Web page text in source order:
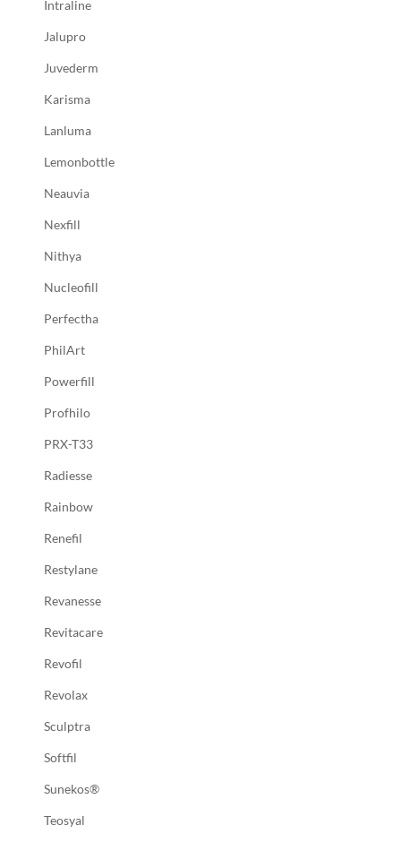
Intraline
Jalupro
Juvederm
Karisma
Lanluma
Lemonbottle
Neauvia
Nexfill
Nithya
Nucleofill
Perfectha
PhilArt
Powerfill
Profhilo
PRX-T33
Radiesse
Rainbow
Renefil
Restylane
Revanesse
Revitacare
Revofil
Revolax
Sculptra
Softfil
Sunekos®
Teosyal